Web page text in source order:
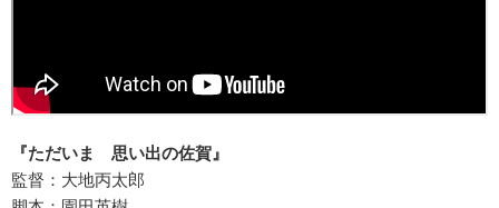
『ただいま 思い出の佐賀』
監督：大地丙太郎